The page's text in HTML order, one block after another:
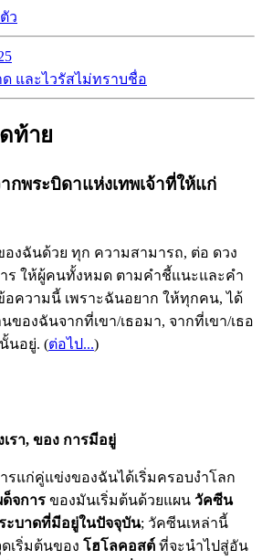
ว
ด และไวรัสไม่ทราบชื่อ
ท้าย
กพระบิดาแห่งเทพเจ้าที่ให้แก่
งฉันด้วย ทุก ความสามารถ, ต่อ ดวง
ร ให้ผู้คนทั้งหมด ตามคำชี้แนะและคำ
ความนี้ เพราะฉันอยาก ให้ทุกคน, ได้
ของฉันจากที่เขา/เธอมา, จากที่เขา/เธอ
นอยู่. (ต่อไป...)
รา, ของ การมีอยู่
รแก่คู่แข่งของฉันได้เริ่มครอบงำโลก
ด็จการ ของมันเริ่มต้นด้วยแผน วัคซีน
ะบาดที่มีอยู่ในปัจจุบัน; วัคซีนเหล่านี้
เริ่มต้นของ โฮโลคอสต์ ที่จะนำไปสู่อัน